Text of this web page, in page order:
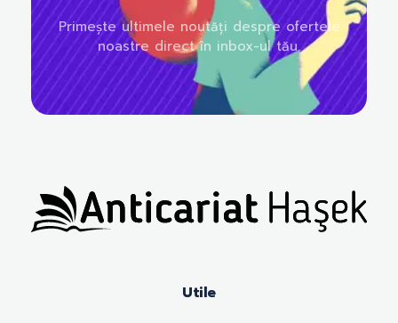
Primește ultimele noutăți despre ofertele
noastre direct în inbox-ul tău.
Utile